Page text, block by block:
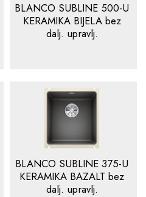
BLANCO SUBLINE 500-U
KERAMIKA BIJELA bez
dalj. upravlj.
BLANCO SUBLINE 375-U
KERAMIKA BAZALT bez
dalj. upravlj.